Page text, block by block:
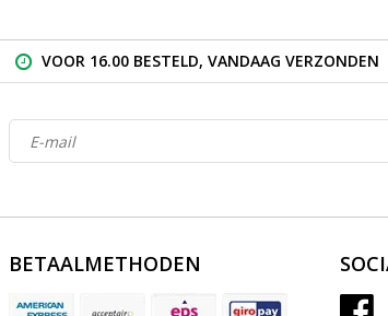
VOOR 16.00 BESTELD, VANDAAG VERZONDEN
BETAALMETHODEN